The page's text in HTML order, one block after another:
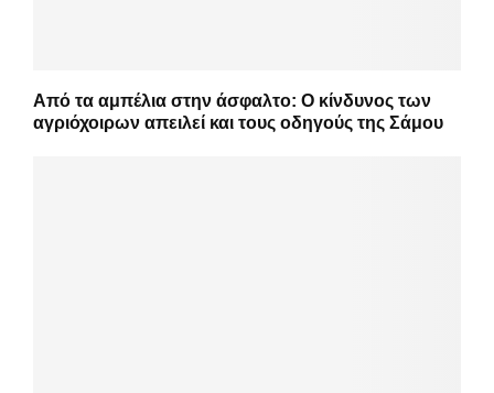
Από τα αμπέλια στην άσφαλτο: Ο κίνδυνος των
αγριόχοιρων απειλεί και τους οδηγούς της Σάμου